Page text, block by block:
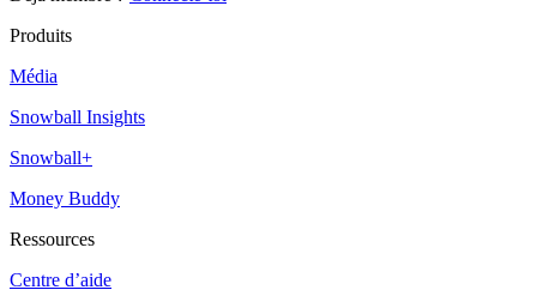
Produits
Média
Snowball Insights
Snowball+
Money Buddy
Ressources
Centre d’aide